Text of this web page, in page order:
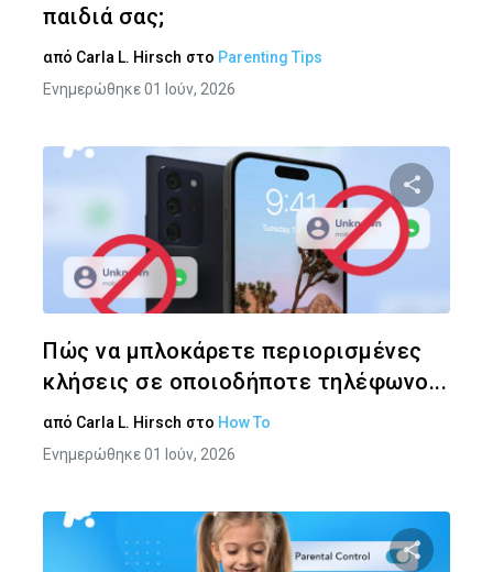
παιδιά σας;
από Carla L. Hirsch στο Parenting Tips
Ενημερώθηκε 01 Ιούν, 2026
Πώς να μπλοκάρετε περιορισμένες
κλήσεις σε οποιοδήποτε τηλέφωνο...
από Carla L. Hirsch στο How To
Ενημερώθηκε 01 Ιούν, 2026